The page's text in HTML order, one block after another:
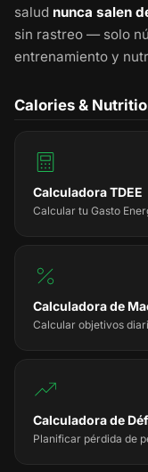
salud nunca salen
sin rastreo — solo
entrenamiento y
Calories &
Calculadora TDEE
Calcular tu Gasto
Calculadora de
Calcular objetivos
Calculadora de
Planificar pérdida de